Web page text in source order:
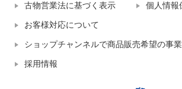
古物営業法に基づく表示 個人情報
お客様対応について
ショップチャンネルで商品販売希望の事
採用情報